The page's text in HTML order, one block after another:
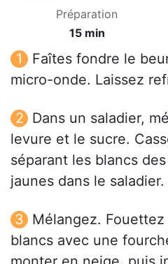
Préparation
15 min
Faîtes fondre le
micro-onde. Laissez
Dans un saladier,
levure et le sucre.
séparant les blancs
jaunes dans le saladier.
Mélangez.
blancs avec une